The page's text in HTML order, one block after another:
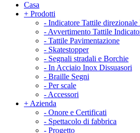
Casa
+ Prodotti
- Indicatore Tattile
- Avvertimento Tattile
- Tattile Pavimentazione
- Skatestopper
- Segnali stradali e Borchie
- In Acciaio Inox Dissuasori
- Braille Segni
- Per scale
- Accessori
+ Azienda
- Onore e Certificati
- Spettacolo di fabbrica
- Progetto